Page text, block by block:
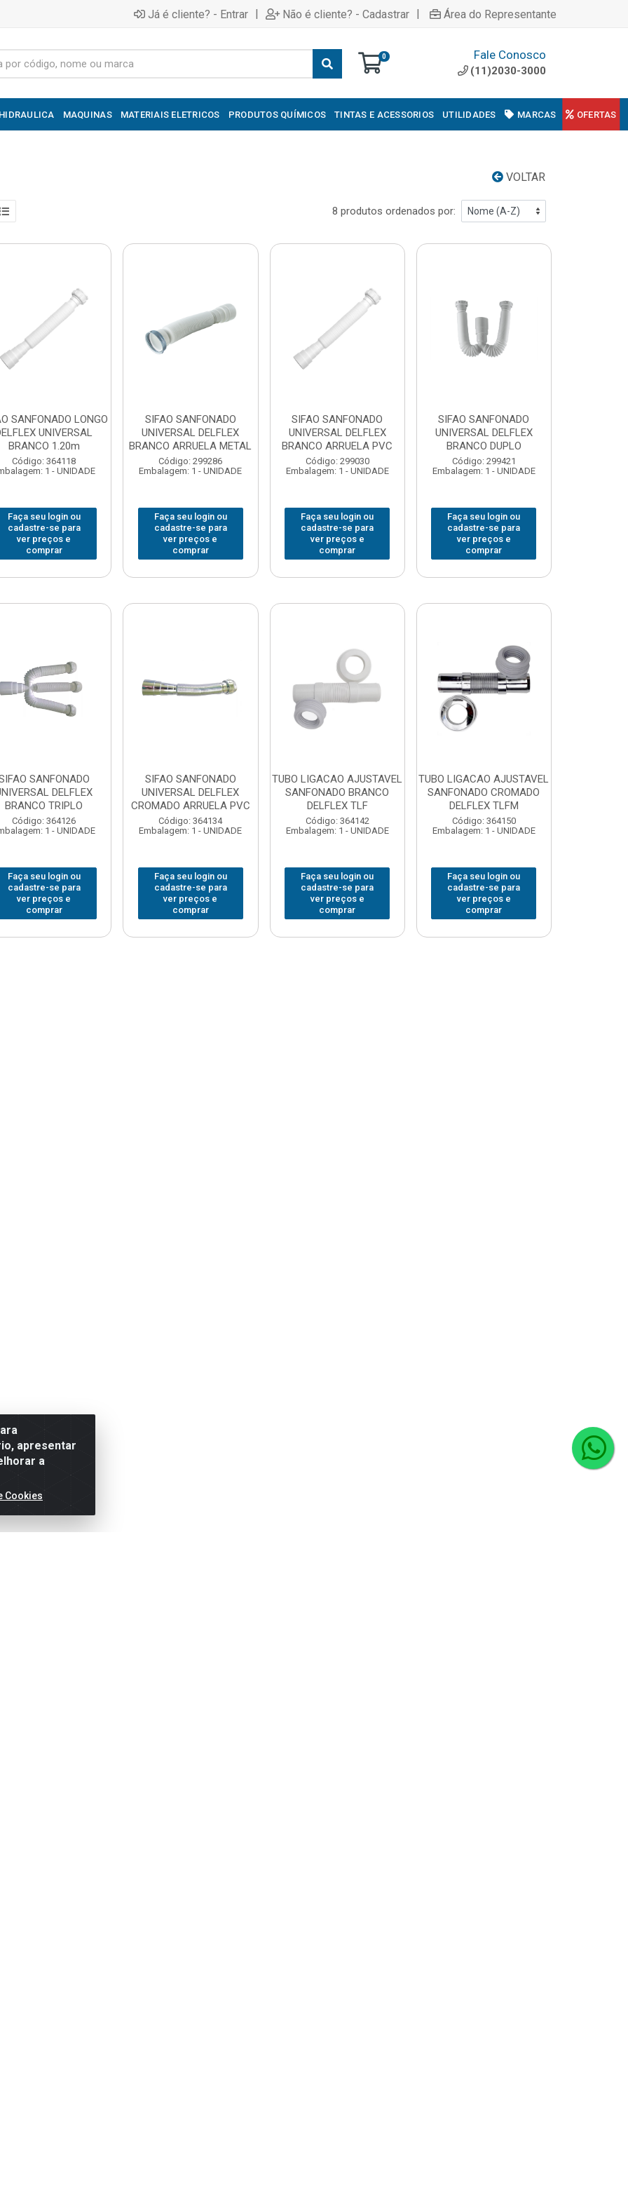
Já é cliente? - Entrar | Não é cliente? - Cadastrar | Área do Representante
0 Fale Conosco
(11)2030-3000
MAQUINAS MATERIAIS ELETRICOS PRODUTOS QUÍMICOS TINTAS E ACESSORIOS UTILIDADES MARCAS OFERTAS
VOLTAR
8 produtos ordenados por:
SANFONADO LONGO
UNIVERSAL
BRANCO 1.20m
Código: 364118
1 - UNIDADE
Faça seu login ou
cadastre-se para
ver preços e
comprar
SIFAO SANFONADO
UNIVERSAL DELFLEX
BRANCO ARRUELA METAL
Código: 299286
Embalagem: 1 - UNIDADE
Faça seu login ou
cadastre-se para
ver preços e
comprar
SIFAO SANFONADO
UNIVERSAL DELFLEX
BRANCO ARRUELA PVC
Código: 299030
Embalagem: 1 - UNIDADE
Faça seu login ou
cadastre-se para
ver preços e
comprar
SIFAO SANFONADO
UNIVERSAL DELFLEX
BRANCO DUPLO
Código: 299421
Embalagem: 1 - UNIDADE
Faça seu login ou
cadastre-se para
ver preços e
comprar
SANFONADO
DELFLEX
BRANCO TRIPLO
Código: 364126
1 - UNIDADE
Faça seu login ou
cadastre-se para
ver preços e
comprar
SIFAO SANFONADO
UNIVERSAL DELFLEX
CROMADO ARRUELA PVC
Código: 364134
Embalagem: 1 - UNIDADE
Faça seu login ou
cadastre-se para
ver preços e
comprar
TUBO LIGACAO AJUSTAVEL
SANFONADO BRANCO
DELFLEX TLF
Código: 364142
Embalagem: 1 - UNIDADE
Faça seu login ou
cadastre-se para
ver preços e
comprar
TUBO LIGACAO AJUSTAVEL
SANFONADO CROMADO
DELFLEX TLFM
Código: 364150
Embalagem: 1 - UNIDADE
Faça seu login ou
cadastre-se para
ver preços e
comprar
apresentar
a
Cookies